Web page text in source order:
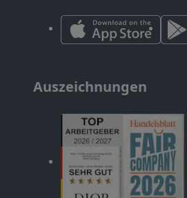
Auszeichnungen